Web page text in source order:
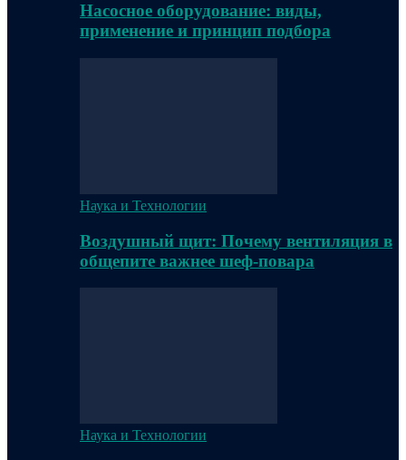
Насосное оборудование: виды,
применение и принцип подбора
Наука и Технологии
Воздушный щит: Почему вентиляция в
общепите важнее шеф-повара
Наука и Технологии